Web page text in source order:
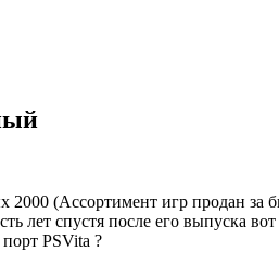
2000 (Ассортимент игр продан
лет спустя после его выпуска вот
PSVita ?